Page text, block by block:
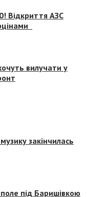
Відкриття АЗС
вилучати у
закінчилась
під Баришівкою